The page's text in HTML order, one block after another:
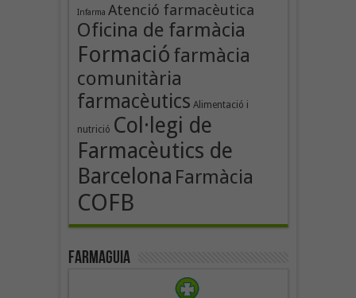
Infarma Atenció farmacèutica
Oficina de farmàcia
Formació farmàcia
comunitària
farmacèutics Alimentació i
nutrició Col·legi de
Farmacèutics de
Barcelona Farmàcia
COFB
Farmaguia